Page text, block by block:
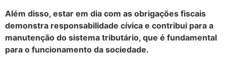
Além disso, estar em dia com as obrigações fiscais
demonstra responsabilidade cívica e contribui para a
manutenção do sistema tributário, que é fundamental
para o funcionamento da sociedade.